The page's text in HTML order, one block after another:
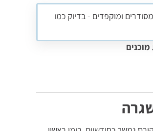
ומוקפדים - בדיוק כמו